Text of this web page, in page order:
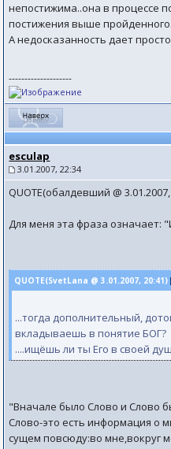
непостижима..она в процессе
постижения выше пройденного.
А недосказанность дает
--------------------
esculap
3.01.2007, 22:34
QUOTE(обалдевший @ 3.01.2007,
Для меня эта фраза
QUOTE(SvetLana @ 3.01.2007, 20:41)
...тогда дополнительный,
вкладываешь в понятие БОГ?
....ищёшь ли ты Его в своей
"Вначале было Слово и Слово
Слово-это есть информация о
сущем повсюду:во мне,вокруг